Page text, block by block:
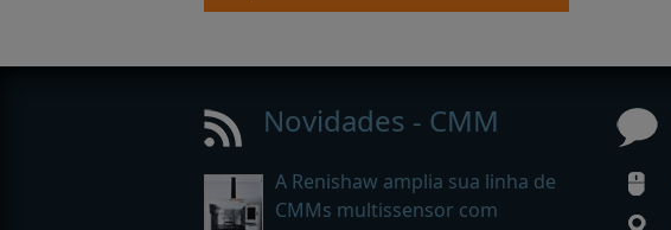
Novidades - CMM
A Renishaw amplia sua linha de
CMMs multissensor com